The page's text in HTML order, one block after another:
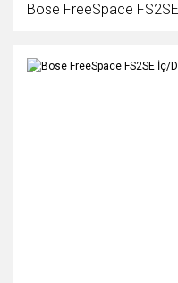
Bose FreeSpace